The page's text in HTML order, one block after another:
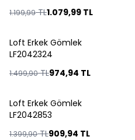
1.199,99TL1.079,99 TL
% 35
Loft Erkek Gömlek
LF2042324
1.499,90TL974,94 TL
% 35
Loft Erkek Gömlek
LF2042853
1.399,90TL909,94 TL